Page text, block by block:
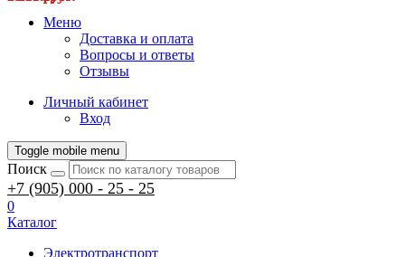
Меню
Доставка и оплата
Вопросы и ответы
Отзывы
Личный кабинет
Вход
Toggle mobile menu
Поиск
+7 (905) 000 - 25 - 25
0
Каталог
Электротранспорт